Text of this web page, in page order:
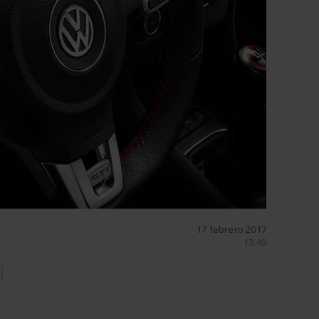
17 febrero 2017
13:49